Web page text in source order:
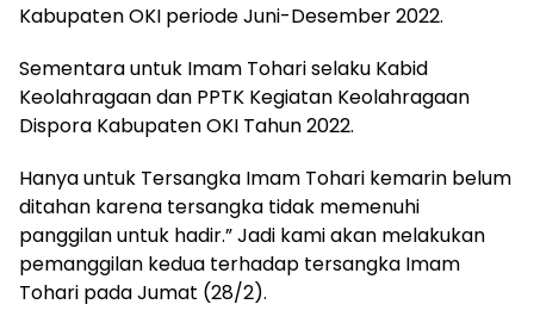
Kabupaten OKI periode Juni-Desember 2022.
Sementara untuk Imam Tohari selaku Kabid
Keolahragaan dan PPTK Kegiatan Keolahragaan
Dispora Kabupaten OKI Tahun 2022.
Hanya untuk Tersangka Imam Tohari kemarin belum
ditahan karena tersangka tidak memenuhi
panggilan untuk hadir.” Jadi kami akan melakukan
pemanggilan kedua terhadap tersangka Imam
Tohari pada Jumat (28/2).